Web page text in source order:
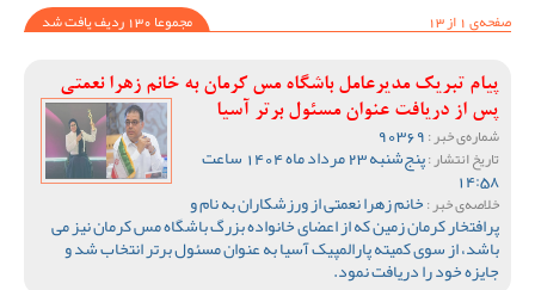
صفحه‌ی 1 از 13
مجموعا 130 ردیف یافت شد
پیام تبریک مدیرعامل باشگاه مس کرمان به خانم زهرا نعمتی
پس از دریافت عنوان مسئول برتر آسیا
شماره‌ی خبر :
تاریخ انتشار : پنج‌شنبه 23 مرداد ماه 1404 ساعت
14:58
خلاصه‌ی خبر :خانم زهرا نعمتی از ورزشکاران به نام و
پرافتخار کرمان زمین که از اعضای خانواده بزرگ باشگاه مس کرمان نیز می
باشد، از سوی کمیته پارالمپیک آسیا به عنوان مسئول برتر انتخاب شد و
جایزه خود را دریافت نمود.